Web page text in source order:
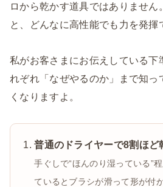
ロから乾かす道具ではありません
と、どんなに高性能でも力を発揮
私がお客さまにお伝えしている下
れぞれ「なぜやるのか」まで知っ
くなりますよ。
普通のドライヤーで8割ほど
手ぐしで“ほんのり湿っている”
ているとブラシが滑って形が付